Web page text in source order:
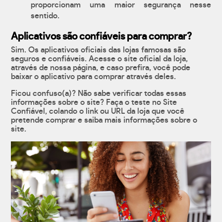
proporcionam uma maior segurança nesse
sentido.
Aplicativos são confiáveis para comprar?
Sim. Os aplicativos oficiais das lojas famosas são
seguros e confiáveis. Acesse o site oficial da loja,
através de nossa página, e caso prefira, você pode
baixar o aplicativo para comprar através deles.
Ficou confuso(a)? Não sabe verificar todas essas
informações sobre o site? Faça o teste no Site
Confiável, colando o link ou URL da loja que você
pretende comprar e saiba mais informações sobre o
site.